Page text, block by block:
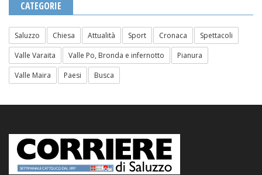
CATEGORIE
Saluzzo Chiesa Attualità Sport Cronaca
Spettacoli
Valle Varaita
Valle Po, Bronda e infernotto
Pianura
Valle Maira
Paesi Busca